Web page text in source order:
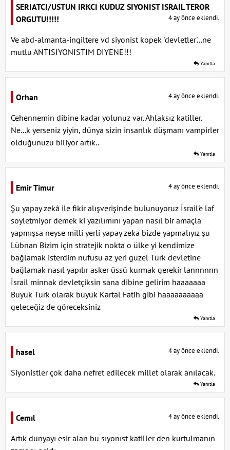
SERIATCI/USTUN IRKCI KUDUZ SIYONIST ISRAIL TEROR
ORGUTU!!!!!
4 ay önce eklendi.
Ve abd-almanta-ingiltere vd siyonist kopek 'devletler'...ne
mutlu ANTISIYONISTIM DIYENE!!!
Yanıtla
Orhan 4 ay önce eklendi.
Cehennemin dibine kadar yolunuz var. Ahlaksız katiller.
Ne...k yerseniz yiyin, dünya sizin insanlık düşmanı vampirler
olduğunuzu biliyor artık..
Yanıtla
Emir Timur 4 ay önce eklendi.
Şu yapay zekâ ile fikir alışverişinde bulunuyoruz İsrail'e laf
soyletmiyor demek ki yazılımını yapan nasıl bir amaçla
yapmışsa neyse milli yerli yapay zeka bizde yapmalıyız şu
Lübnan Bizim için stratejik nokta o ülke yi kendimize
bağlamak isterdim nüfusu az yeri güzel Türk devletine
bağlamak nasıl yapılır asker üssü kurmak gerekir lannnnnn
İsrail minnak devletçiksin sana dibine gelirim haaaaaaa
Büyük Türk olarak büyük Kartal Fatih gibi haaaaaaaaaa
geleceğiz de göreceksiniz
Yanıtla
hasel 4 ay önce eklendi.
Siyonistler çok daha nefret edilecek millet olarak anılacak.
Yanıtla
Cemıl 4 ay önce eklendi.
Artık dunyayı esir alan bu sıyonıst katiller den kurtulmanın